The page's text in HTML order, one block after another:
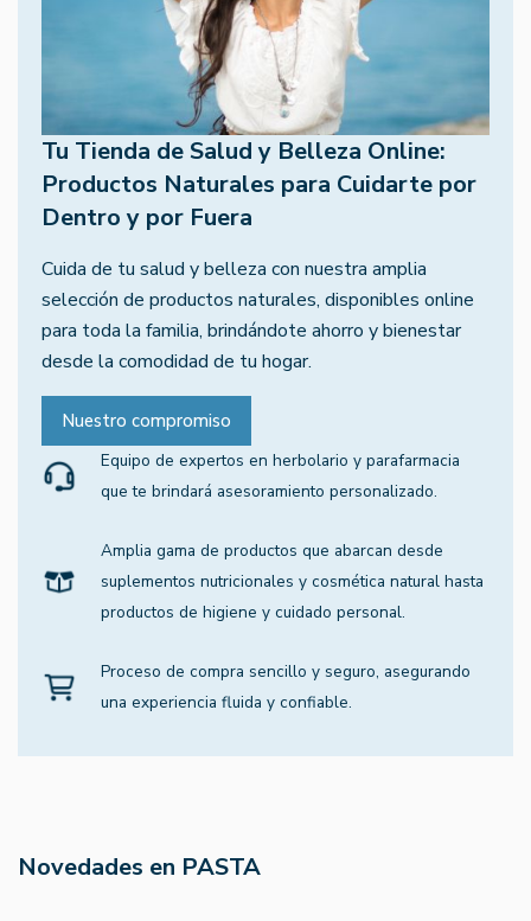
Tu Tienda de Salud y Belleza Online:
Productos Naturales para Cuidarte por
Dentro y por Fuera
Cuida de tu salud y belleza con nuestra amplia
selección de productos naturales, disponibles online
para toda la familia, brindándote ahorro y bienestar
desde la comodidad de tu hogar.
Nuestro compromiso
Equipo de expertos en herbolario y parafarmacia
que te brindará asesoramiento personalizado.
Amplia gama de productos que abarcan desde
suplementos nutricionales y cosmética natural hasta
productos de higiene y cuidado personal.
Proceso de compra sencillo y seguro, asegurando
una experiencia fluida y confiable.
Novedades en PASTA